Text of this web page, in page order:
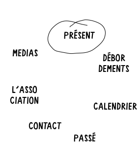
PRÉSENT
DÉBOR
DEMENTS
CALENDRIER
CONTACT
PASSÉ
L'ASSO
CIATION
MEDIAS